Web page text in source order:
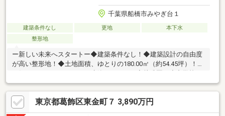
千葉県船橋市みやぎ台１
建築条件なし 更地
本下水
整形地
ー新しい未来へスタートー◆建築条件なし！◆建築設計の自由度
が高い整形地！◆土地面積、ゆとりの180.00㎡（約54.45坪）！◆
徒歩10分圏内！◆陽当り・通風良好！本日ご見学可能です！ご見
学予約は【 ０４７－３２３－６５２２ 】もちろん資料請求の
みでも大歓迎です！下記オレンジ色【資料請求する(無料)】をク
リック！ご請求ください♪【スタートホーム株式会社】提携銀行変
東京都葛飾区東金町７ 3,890万円